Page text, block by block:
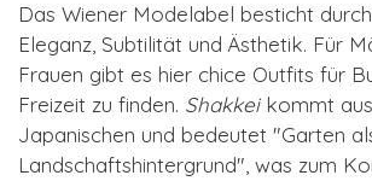
Das Wiener Modelabel besticht
Eleganz, Subtilität und Ästhetik. Für
Frauen gibt es hier chice Outfits für
Freizeit zu finden. Shakkeikommt
Japanischen und bedeutet "Garten
Landschaftshintergrund", was zum